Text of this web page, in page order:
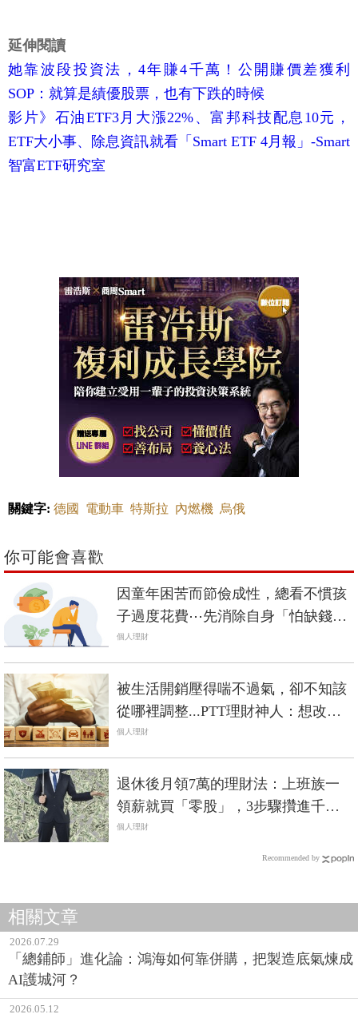
延伸閱讀
她靠波段投資法，4年賺4千萬！公開賺價差獲利
SOP：就算是績優股票，也有下跌的時候
影片》石油ETF3月大漲22%、富邦科技配息10元，
ETF大小事、除息資訊就看「Smart ETF 4月報」-Smart
智富ETF研究室
關鍵字: 德國 電動車 特斯拉 內燃機 烏俄
你可能會喜歡
因童年困苦而節儉成性，總看不慣孩
子過度花費⋯先消除自身「怕缺錢」
的恐懼，才能正確引導子女
個人理財
被生活開銷壓得喘不過氣，卻不知該
從哪裡調整...PTT理財神人：想改善
財務狀況，先檢視生活開銷的4大區
塊
個人理財
退休後月領7萬的理財法：上班族一
領薪就買「零股」，3步驟攢進千萬
資產
個人理財
Recommended by
相關文章
2026.07.29
「總鋪師」進化論：鴻海如何靠併購，把製造底氣煉成
AI護城河？
2026.05.12